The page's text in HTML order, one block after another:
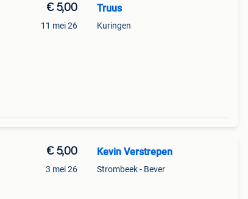
€ 5,00
11 mei 26
Truus
Kuringen
€ 5,00
3 mei 26
Kevin Verstrepen
Strombeek - Bever